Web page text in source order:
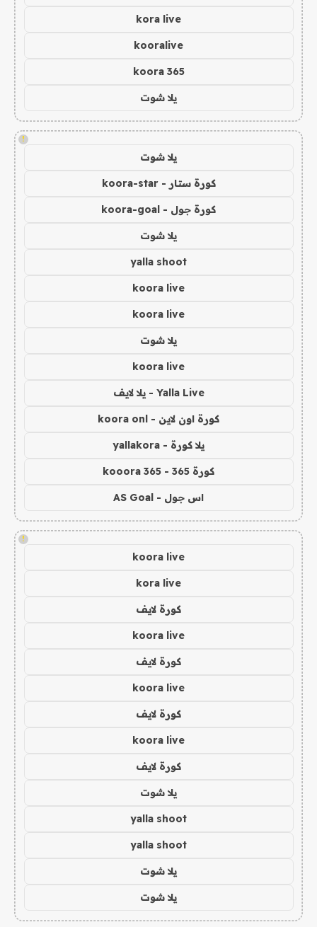
kora live
kooralive
koora 365
يلا شوت
!
يلا شوت
كورة ستار - koora-star
كورة جول - koora-goal
يلا شوت
yalla shoot
koora live
koora live
يلا شوت
koora live
Yalla Live - يلا لايف
كورة اون لاين - koora onl
يلا كورة - yallakora
كورة 365 - kooora 365
اس جول - AS Goal
!
koora live
kora live
كورة لايف
koora live
كورة لايف
koora live
كورة لايف
koora live
كورة لايف
يلا شوت
yalla shoot
yalla shoot
يلا شوت
يلا شوت